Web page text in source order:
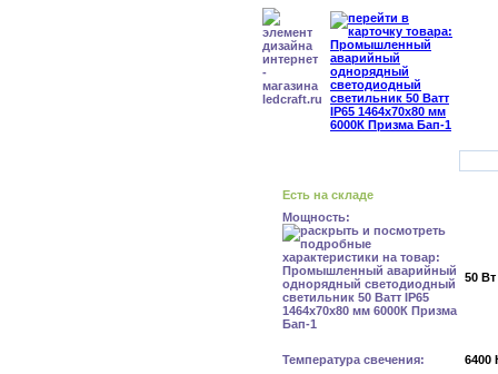
Есть на складе
Мощность:
50 Вт
Температура свечения: 6400